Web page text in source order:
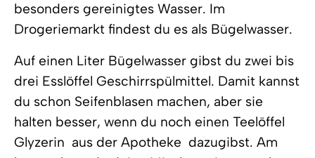
besonders gereinigtes Wasser. Im
Drogeriemarkt findest du es als Bügelwasser.
Auf einen Liter Bügelwasser gibst du zwei bis
drei Esslöffel Geschirrspülmittel. Damit kannst
du schon Seifenblasen machen, aber sie
halten besser, wenn du noch einen Teelöffel
Glyzerin  aus der Apotheke  dazugibst. Am